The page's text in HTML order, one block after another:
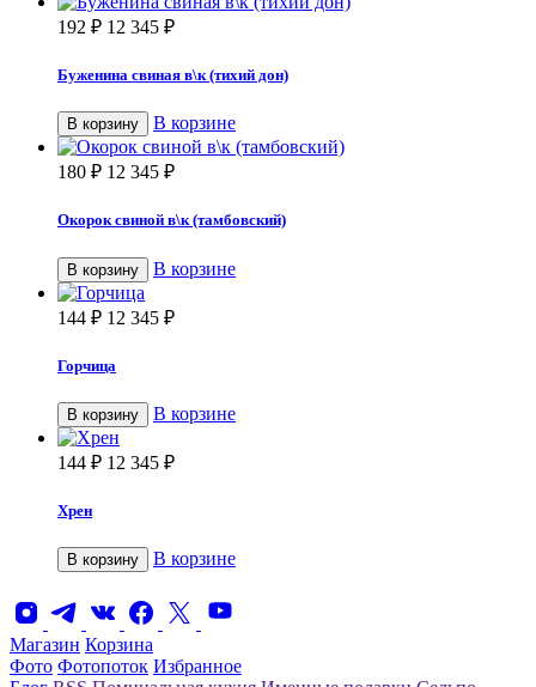
192 ₽ 12 345 ₽
Буженина свиная в\к (тихий дон)
В корзину В корзине
180 ₽ 12 345 ₽
Окорок свиной в\к (тамбовский)
В корзину В корзине
144 ₽ 12 345 ₽
Горчица
В корзину В корзине
144 ₽ 12 345 ₽
Хрен
В корзину В корзине
Магазин Корзина
Фото Фотопоток Избранное